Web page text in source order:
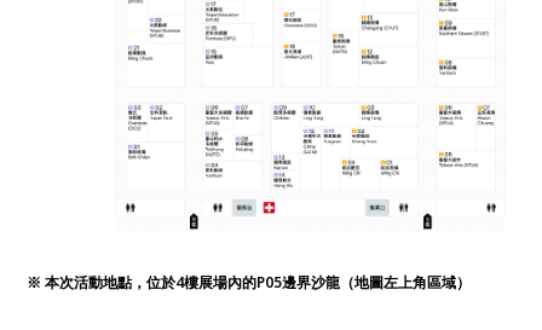
※ 本次活動地點，位於4樓展場內的P05邊界沙龍（地圖左上角區域）